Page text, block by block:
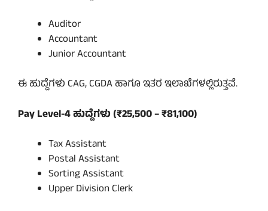
Auditor
Accountant
Junior Accountant
ಈ ಹುದ್ದೆಗಳು CAG, CGDA ಹಾಗೂ ಇತರ ಇಲಾಖೆಗಳಲ್ಲಿರುತ್ತವೆ.
Pay Level-4 ಹುದ್ದೆಗಳು (₹25,500 – ₹81,100)
Tax Assistant
Postal Assistant
Sorting Assistant
Upper Division Clerk